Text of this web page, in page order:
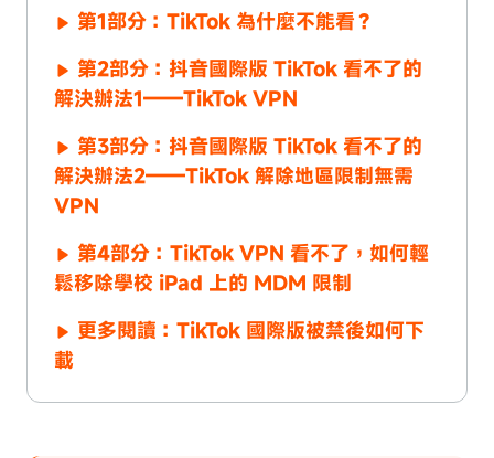
第1部分：TikTok 為什麼不能看？
第2部分：抖音國際版 TikTok 看不了的
解決辦法1——TikTok VPN
第3部分：抖音國際版 TikTok 看不了的
解決辦法2——TikTok 解除地區限制無需
VPN
第4部分：TikTok VPN 看不了，如何輕
鬆移除學校 iPad 上的 MDM 限制
更多閱讀：TikTok 國際版被禁後如何下
載